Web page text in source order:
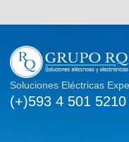
Soluciones Eléctricas
(+)593 4 501 5210